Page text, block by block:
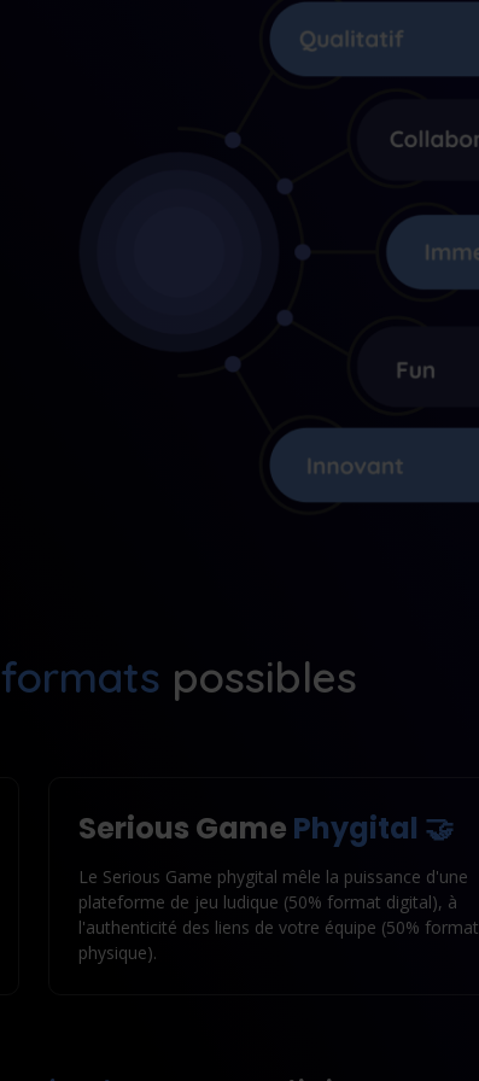
formats possibles
Serious Game Phygital 🤝
Le Serious Game phygital mêle la puissance d'une
plateforme de jeu ludique (50% format digital), à
l'authenticité des liens de votre équipe (50% format
physique).